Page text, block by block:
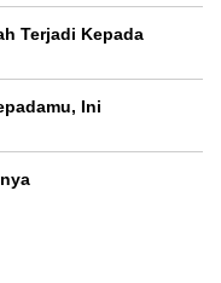
Terjadi Kepada
Ini